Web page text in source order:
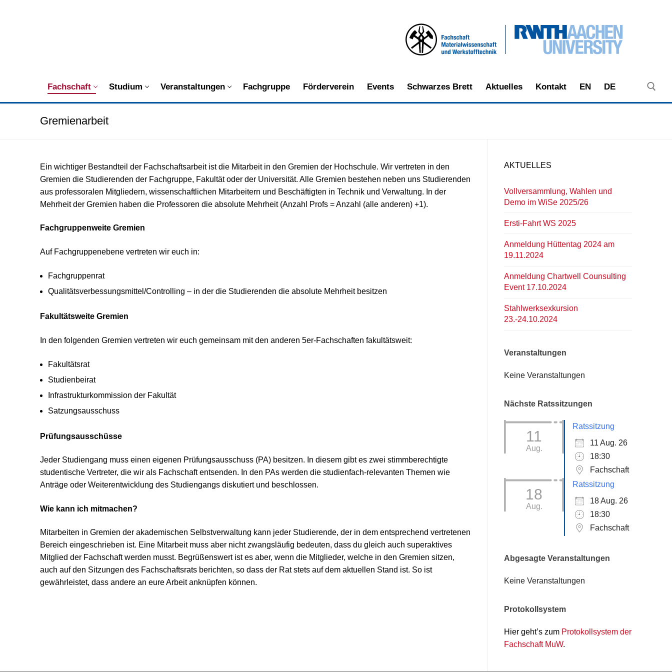
Fachschaft Studium Veranstaltungen Fachgruppe Förderverein Events Schwarzes Brett Aktuelles Kontakt EN DE
Gremienarbeit
Ein wichtiger Bestandteil der Fachschaftsarbeit ist die Mitarbeit in den Gremien der Hochschule. Wir vertreten in den
Gremien die Studierenden der Fachgruppe, Fakultät oder der Universität. Alle Gremien bestehen neben uns Studierenden
aus professoralen Mitgliedern, wissenschaftlichen Mitarbeitern und Beschäftigten in Technik und Verwaltung. In der
Mehrheit der Gremien haben die Professoren die absolute Mehrheit (Anzahl Profs = Anzahl (alle anderen) +1).
Fachgruppenweite Gremien
Auf Fachgruppenebene vertreten wir euch in:
Fachgruppenrat
Qualitätsverbessungsmittel/Controlling – in der die Studierenden die absolute Mehrheit besitzen
Fakultätsweite Gremien
In den folgenden Gremien vertreten wir euch gemeinsam mit den anderen 5er-Fachschaften fakultätsweit:
Fakultätsrat
Studienbeirat
Infrastrukturkommission der Fakultät
Satzungsausschuss
Prüfungsausschüsse
Jeder Studiengang muss einen eigenen Prüfungsausschuss (PA) besitzen. In diesem gibt es zwei stimmberechtigte
studentische Vertreter, die wir als Fachschaft entsenden. In den PAs werden die studienfach-relevanten Themen wie
Anträge oder Weiterentwicklung des Studiengangs diskutiert und beschlossen.
Wie kann ich mitmachen?
Mitarbeiten in Gremien der akademischen Selbstverwaltung kann jeder Studierende, der in dem entsprechend vertretenen
Bereich eingeschrieben ist. Eine Mitarbeit muss aber nicht zwangsläufig bedeuten, dass du gleich auch superaktives
Mitglied der Fachschaft werden musst. Begrüßenswert ist es aber, wenn die Mitglieder, welche in den Gremien sitzen,
auch auf den Sitzungen des Fachschaftsrats berichten, so dass der Rat stets auf dem aktuellen Stand ist. So ist
gewährleistet, dass andere an eure Arbeit anknüpfen können.
AKTUELLES
Vollversammlung, Wahlen und
Demo im WiSe 2025/26
Ersti-Fahrt WS 2025
Anmeldung Hüttentag 2024 am
19.11.2024
Anmeldung Chartwell Counsulting
Event 17.10.2024
Stahlwerksexkursion
23.-24.10.2024
Veranstaltungen
Keine Veranstaltungen
Nächste Ratssitzungen
11
Aug.
Ratssitzung
11 Aug. 26
18:30
Fachschaft
18
Aug.
Ratssitzung
18 Aug. 26
18:30
Fachschaft
Abgesagte Veranstaltungen
Keine Veranstaltungen
Protokollsystem
Hier geht’s zum Protokollsystem der
Fachschaft MuW.